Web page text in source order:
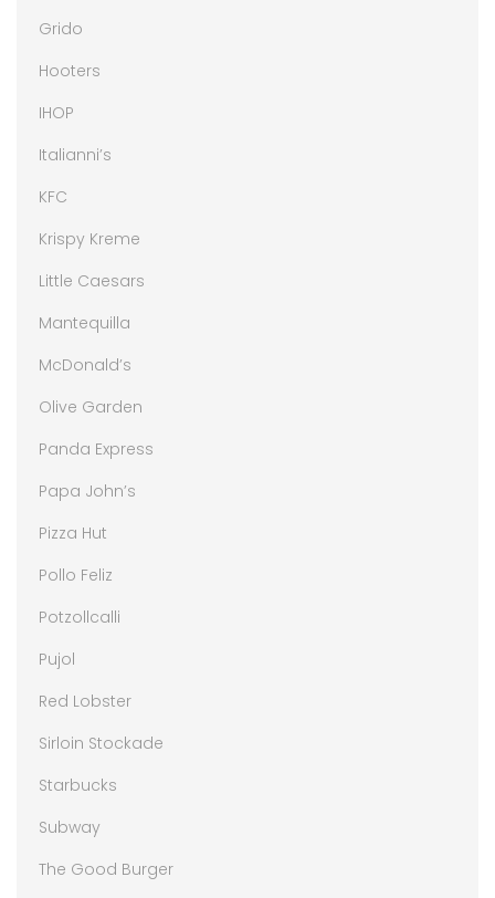
Grido
Hooters
IHOP
Italianni’s
KFC
Krispy Kreme
Little Caesars
Mantequilla
McDonald’s
Olive Garden
Panda Express
Papa John’s
Pizza Hut
Pollo Feliz
Potzollcalli
Pujol
Red Lobster
Sirloin Stockade
Starbucks
Subway
The Good Burger